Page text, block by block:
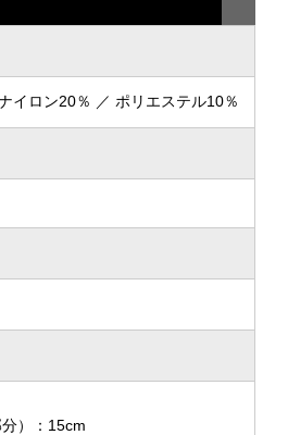
イロン20％ ／ ポリエステル10％
）：15cm